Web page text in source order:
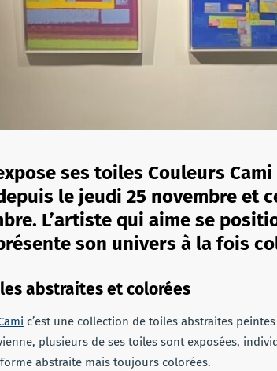
ses toiles Couleurs
le jeudi 25 novembre et
L’artiste qui aime se
son univers à la fois
abstraites et colorées
c’est une collection de toiles abstraites
plusieurs de ses toiles sont exposées,
abstraite mais toujours colorées.